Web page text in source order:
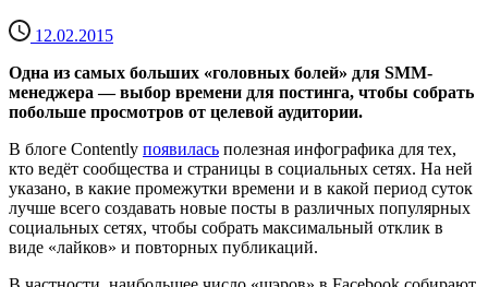
12.02.2015
Одна из самых больших «головных болей» для SMM-
менеджера — выбор времени для постинга, чтобы собрать
побольше просмотров от целевой аудитории.
В блоге Contently появилась полезная инфографика для тех,
кто ведёт сообщества и страницы в социальных сетях. На ней
указано, в какие промежутки времени и в какой период суток
лучше всего создавать новые посты в различных популярных
социальных сетях, чтобы собрать максимальный отклик в
виде «лайков» и повторных публикаций.